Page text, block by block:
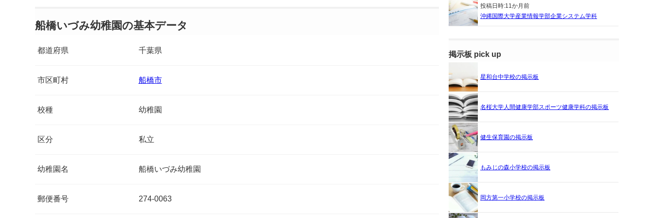
船橋いづみ幼稚園の基本データ
都道府県 千葉県
市区町村 船橋市
校種 幼稚園
区分 私立
幼稚園名 船橋いづみ幼稚園
郵便番号 274-0063
投稿日時:11か月前
沖縄国際大学産業情報学部企業システム学科
掲示板 pick up
星和台中学校の掲示板
名桜大学人間健康学部スポーツ健康学科の掲示板
健生保育園の掲示板
もみじの森小学校の掲示板
岡方第一小学校の掲示板